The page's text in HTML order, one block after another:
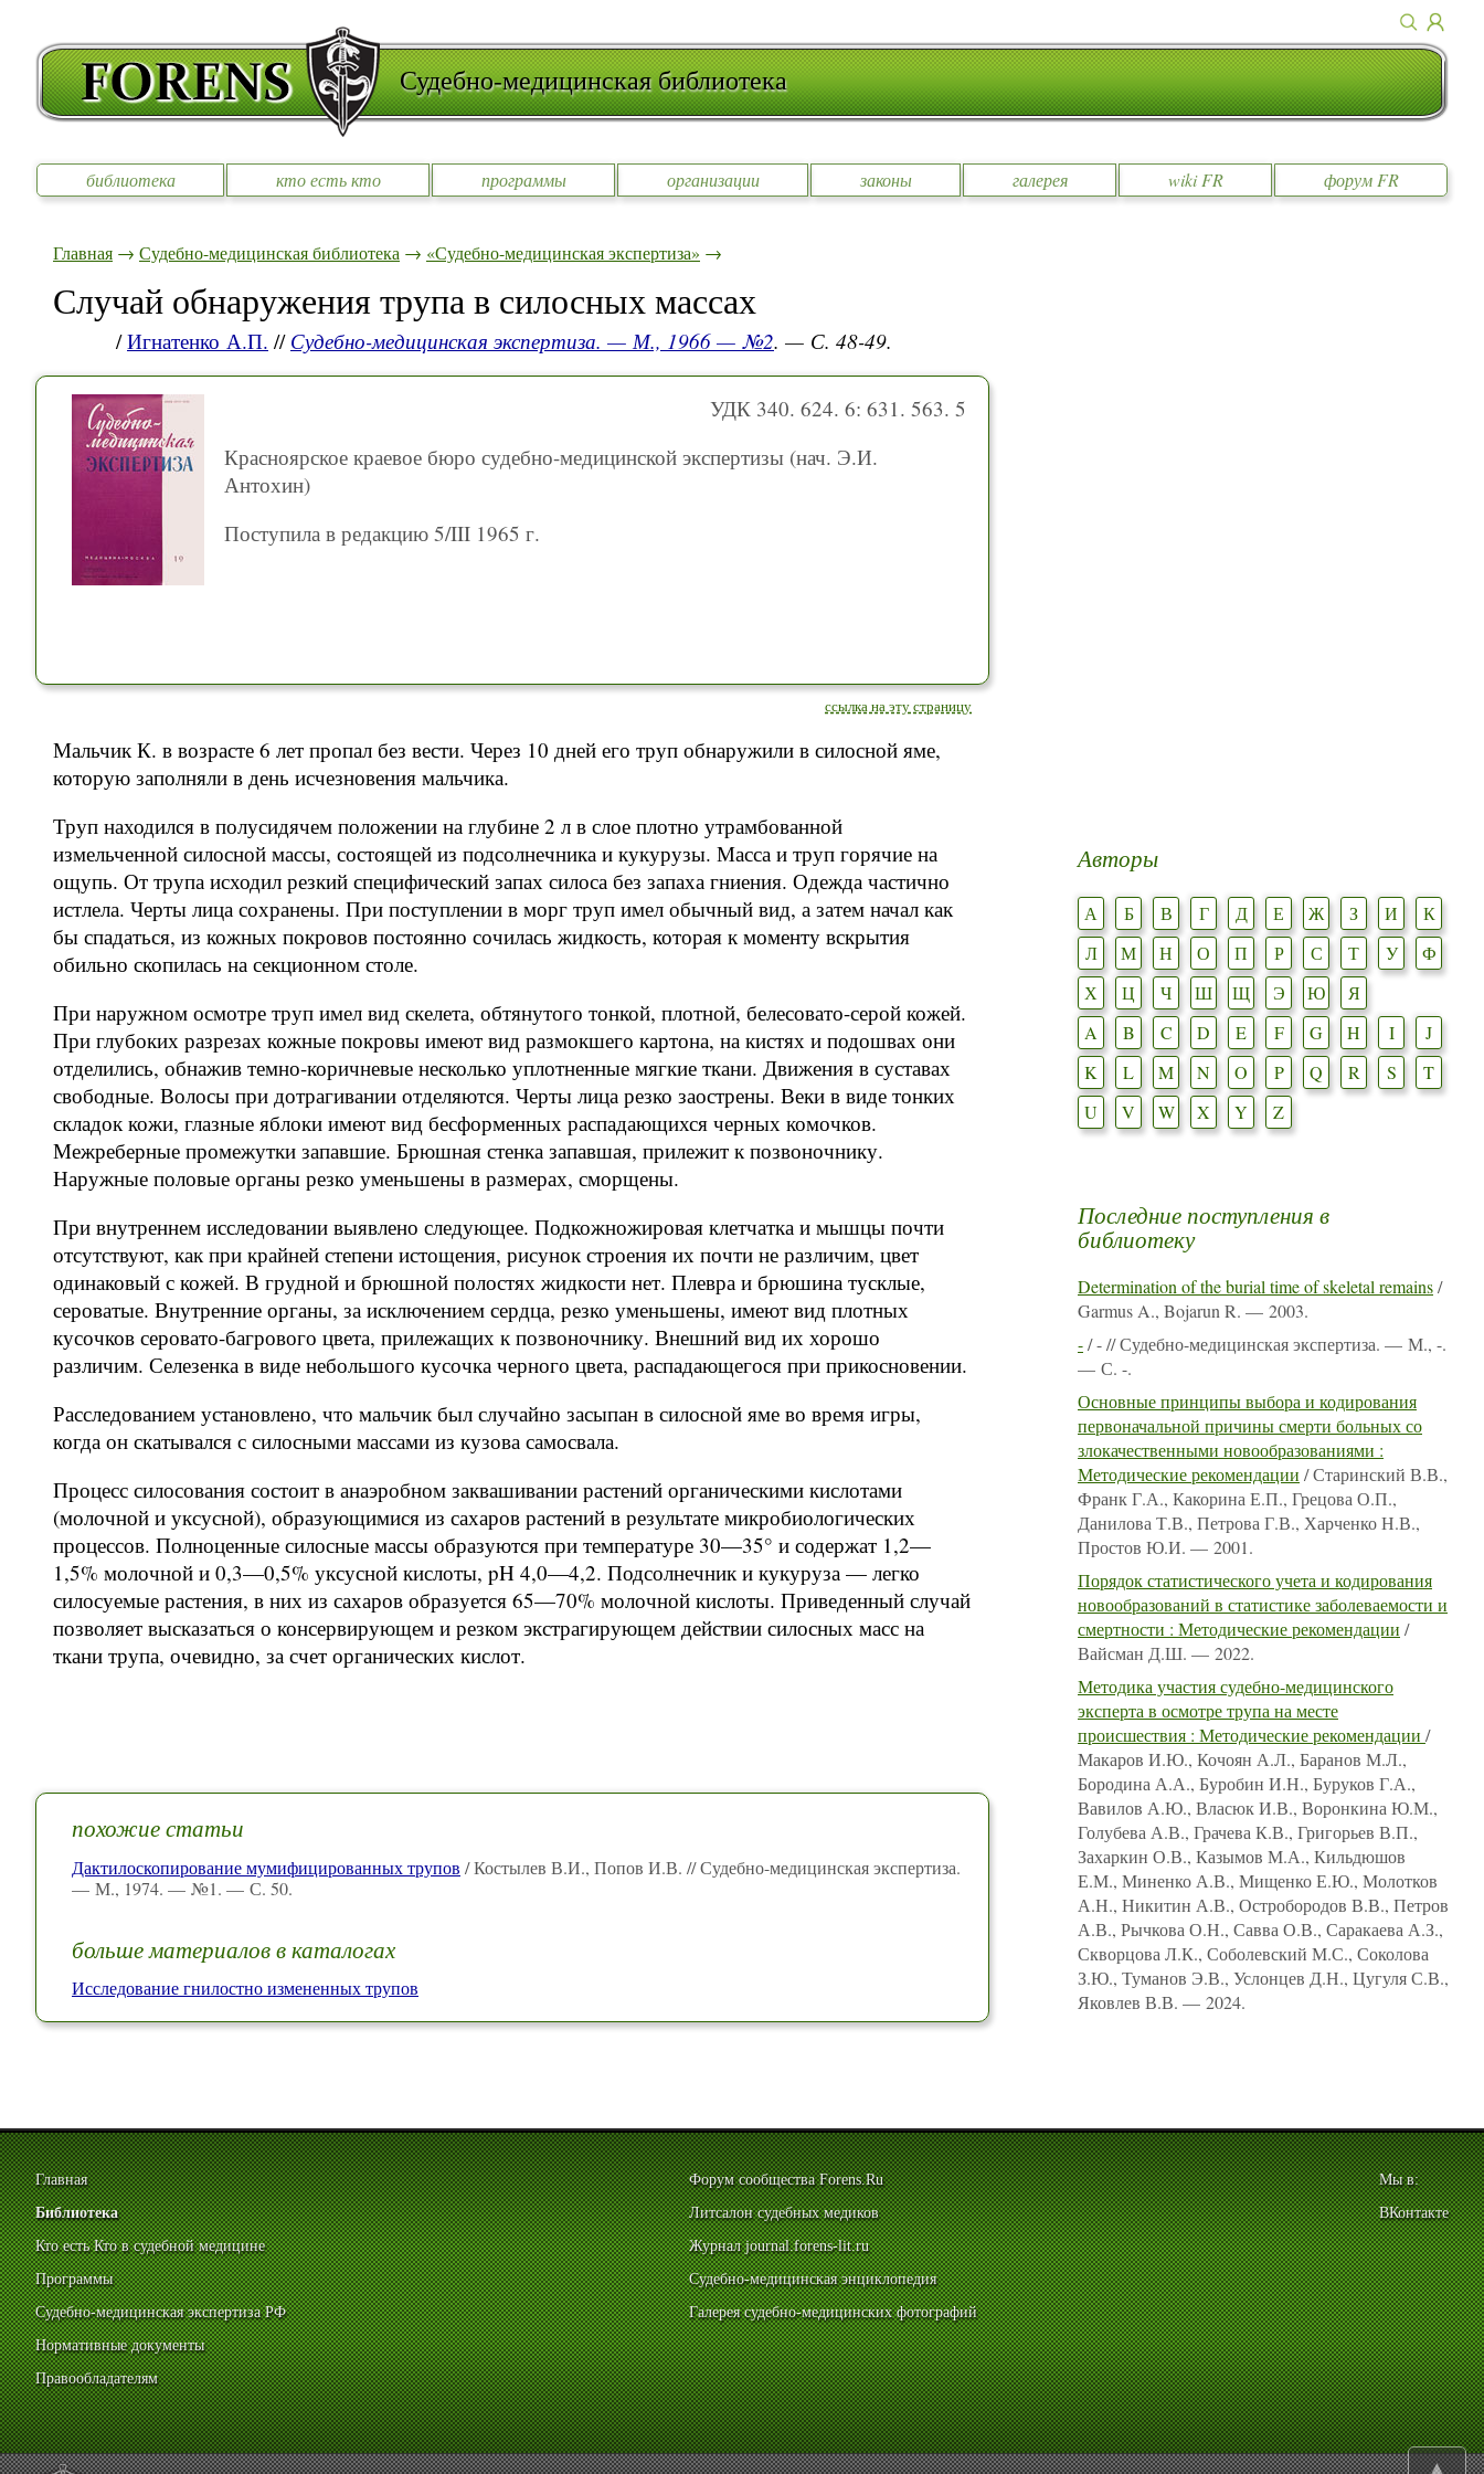
Судебно-медицинская библиотека
библиотека кто есть кто программы организации законы галерея wiki FR форум FR
Главная → Судебно-медицинская библиотека → «Судебно-медицинская экспертиза» →
Случай обнаружения трупа в силосных массах
/Игнатенко А.П. // Судебно-медицинская экспертиза. — М., 1966 — №2. — С. 48-49.
УДК 340. 624. 6: 631. 563. 5
Красноярское краевое бюро судебно-медицинской экспертизы (нач. Э.И.
Антохин)
Поступила в редакцию 5/III 1965 г.
ссылка на эту страницу
Мальчик К. в возрасте 6 лет пропал без вести. Через 10 дней его труп обнаружили в силосной яме,
которую заполняли в день исчезновения мальчика.
Труп находился в полусидячем положении на глубине 2 л в слое плотно утрамбованной
измельченной силосной массы, состоящей из подсолнечника и кукурузы. Масса и труп горячие на
ощупь. От трупа исходил резкий специфический запах силоса без запаха гниения. Одежда частично
истлела. Черты лица сохранены. При поступлении в морг труп имел обычный вид, а затем начал как
бы спадаться, из кожных покровов постоянно сочилась жидкость, которая к моменту вскрытия
обильно скопилась на секционном столе.
При наружном осмотре труп имел вид скелета, обтянутого тонкой, плотной, белесовато-серой кожей.
При глубоких разрезах кожные покровы имеют вид размокшего картона, на кистях и подошвах они
отделились, обнажив темно-коричневые несколько уплотненные мягкие ткани. Движения в суставах
свободные. Волосы при дотрагивании отделяются. Черты лица резко заострены. Веки в виде тонких
складок кожи, глазные яблоки имеют вид бесформенных распадающихся черных комочков.
Межреберные промежутки запавшие. Брюшная стенка запавшая, прилежит к позвоночнику.
Наружные половые органы резко уменьшены в размерах, сморщены.
При внутреннем исследовании выявлено следующее. Подкожножировая клетчатка и мышцы почти
отсутствуют, как при крайней степени истощения, рисунок строения их почти не различим, цвет
одинаковый с кожей. В грудной и брюшной полостях жидкости нет. Плевра и брюшина тусклые,
сероватые. Внутренние органы, за исключением сердца, резко уменьшены, имеют вид плотных
кусочков серовато-багрового цвета, прилежащих к позвоночнику. Внешний вид их хорошо
различим. Селезенка в виде небольшого кусочка черного цвета, распадающегося при прикосновении.
Расследованием установлено, что мальчик был случайно засыпан в силосной яме во время игры,
когда он скатывался с силосными массами из кузова самосвала.
Процесс силосования состоит в анаэробном заквашивании растений органическими кислотами
(молочной и уксусной), образующимися из сахаров растений в результате микробиологических
процессов. Полноценные силосные массы образуются при температуре 30—35° и содержат 1,2—
1,5% молочной и 0,3—0,5% уксусной кислоты, pH 4,0—4,2. Подсолнечник и кукуруза — легко
силосуемые растения, в них из сахаров образуется 65—70% молочной кислоты. Приведенный случай
позволяет высказаться о консервирующем и резком экстрагирующем действии силосных масс на
ткани трупа, очевидно, за счет органических кислот.
похожие статьи
Дактилоскопирование мумифицированных трупов / Костылев В.И., Попов И.В. // Судебно-медицинская экспертиза.
— М., 1974. — №1. — С. 50.
больше материалов в каталогах
Исследование гнилостно измененных трупов
Авторы
А Б В Г Д Е Ж З И
К
Л
М Н О П Р С Т У
Ф
Х
Ц Ч Ш Щ Э Ю
Я
A
B C D E F G H I
J
K
L M N O P Q R S
T
U
V W X Y Z
Последние поступления в
библиотеку
Determination of the burial time of skeletal remains/
Garmus A., Bojarun R. — 2003.
-/ - // Судебно-медицинская экспертиза. — М., -.
— С. -.
Основные принципы выбора и кодирования
первоначальной причины смерти больных со
злокачественными новообразованиями :
Методические рекомендации / Старинский В.В.,
Франк Г.А., Какорина Е.П., Грецова О.П.,
Данилова Т.В., Петрова Г.В., Харченко Н.В.,
Простов Ю.И. — 2001.
Порядок статистического учета и кодирования
новообразований в статистике заболеваемости и
смертности : Методические рекомендации /
Вайсман Д.Ш. — 2022.
Методика участия судебно-медицинского
эксперта в осмотре трупа на месте
происшествия : Методические рекомендации /
Макаров И.Ю., Кочоян А.Л., Баранов М.Л.,
Бородина А.А., Буробин И.Н., Буруков Г.А.,
Вавилов А.Ю., Власюк И.В., Воронкина Ю.М.,
Голубева А.В., Грачева К.В., Григорьев В.П.,
Захаркин О.В., Казымов М.А., Кильдюшов
Е.М., Миненко А.В., Мищенко Е.Ю., Молотков
А.Н., Никитин А.В., Остробородов В.В., Петров
А.В., Рычкова О.Н., Савва О.В., Саракаева А.З.,
Скворцова Л.К., Соболевский М.С., Соколова
З.Ю., Туманов Э.В., Услонцев Д.Н., Цугуля С.В.,
Яковлев В.В. — 2024.
Главная
Библиотека
Кто есть Кто в судебной медицине
Программы
Судебно-медицинская экспертиза РФ
Нормативные документы
Правообладателям
Форум сообщества Forens.Ru
Литсалон судебных медиков
Журнал journal.forens-lit.ru
Судебно-медицинская энциклопедия
Галерея судебно-медицинских фотографий
Мы в:
ВКонтакте
▲